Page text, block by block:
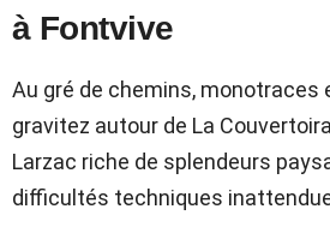
à Fontvive
Au gré de chemins, monotraces
gravitez autour de La
Larzac riche de splendeurs
difficultés techniques